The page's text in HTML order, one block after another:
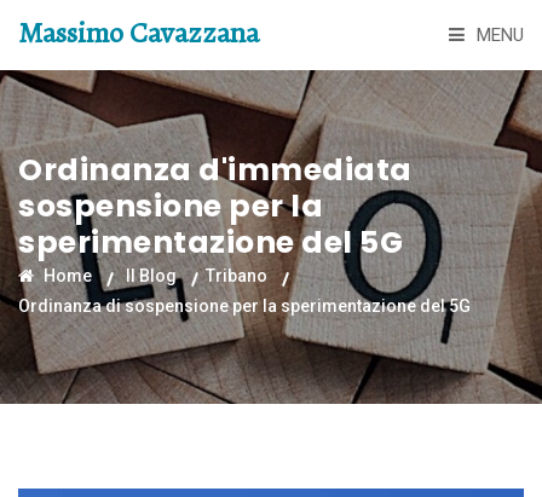
Massimo Cavazzana MENU
Ordinanza d'immediata
sospensione per la
sperimentazione del 5G
Home Il Blog
Tribano
Ordinanza di sospensione per la sperimentazione del 5G